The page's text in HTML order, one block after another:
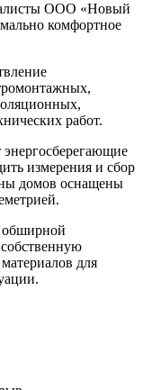
ООО «Новый
комфортное
работ.
измерения и сбор
домов оснащены
обширной
для